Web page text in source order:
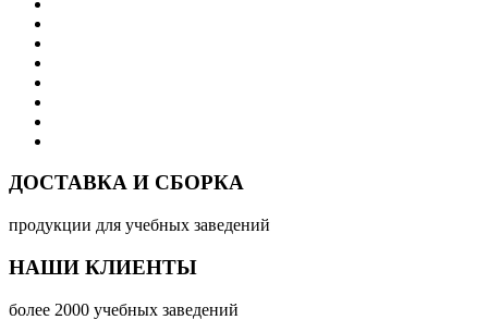
ДОСТАВКА И СБОРКА
продукции для учебных заведений
НАШИ КЛИЕНТЫ
более 2000 учебных заведений